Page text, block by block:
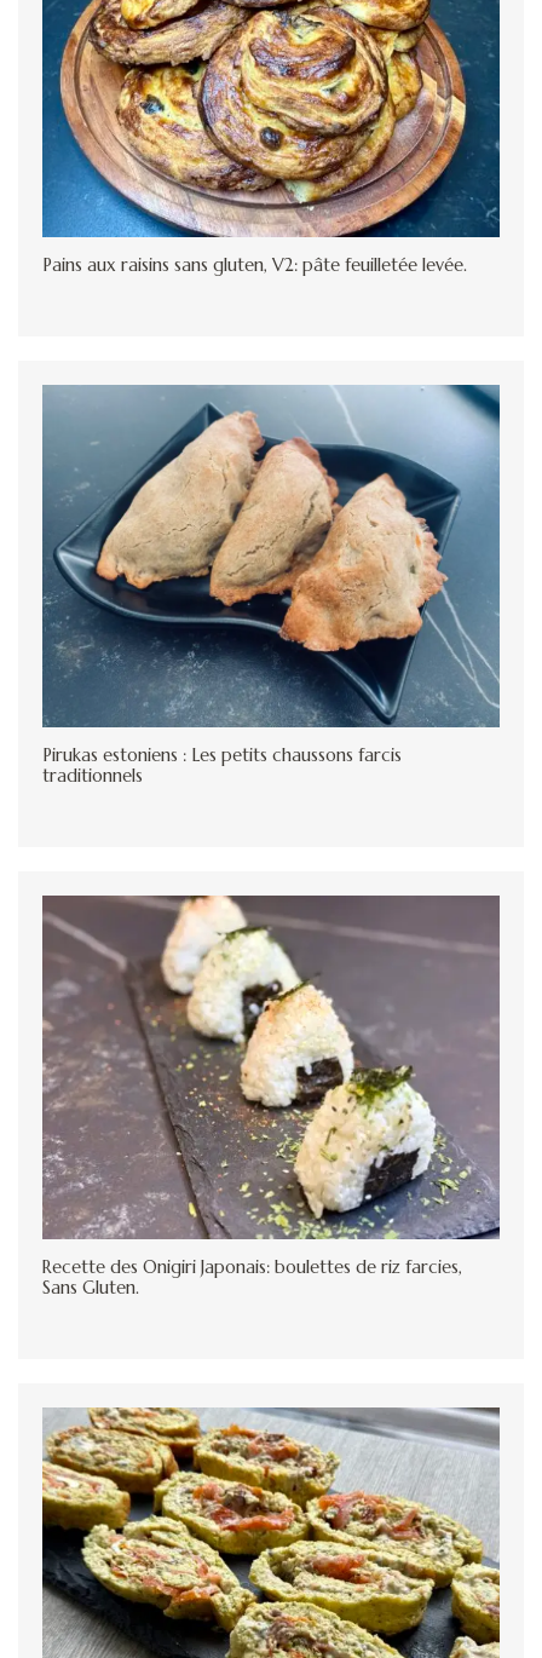
Pains aux raisins sans gluten, V2: pâte feuilletée levée.
Pirukas estoniens : Les petits chaussons farcis
traditionnels
Recette des Onigiri Japonais: boulettes de riz farcies,
Sans Gluten.